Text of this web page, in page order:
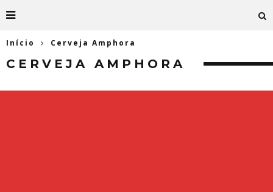
Início Cerveja Amphora
CERVEJA AMPHORA